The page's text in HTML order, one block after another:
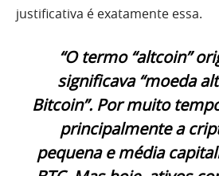
justificativa é exatamente essa.
“O termo “altcoin”
significava “moeda
Bitcoin”. Por muito
principalmente a
pequena e média